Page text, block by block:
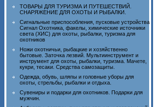
ТОВАРЫ ДЛЯ ТУРИЗМА И ПУТЕШЕСТВИЙ.
СНАРЯЖЕНИЕ ДЛЯ ОХОТЫ И РЫБАЛКИ.
Сигнальные приспособления, пусковые устройства
Сигнал Охотника, факелы, химические источники
света (ХИС) для охоты, рыбалки, туризма для
охотников
Ножи охотничьи, рыбацкие и хозяйственно
бытовые. Заточка лезвий. Мультиинструмент и
инструмент для охоты, рыбалки, туризма. Мачете,
кукри, тесаки. Средства самозащиты.
Одежда, обувь, шляпы и головные уборы для
охоты, стрельбы, рыбалки и отдыха.
Сувениры и подарки для охотников. Подарки для
мужчин.